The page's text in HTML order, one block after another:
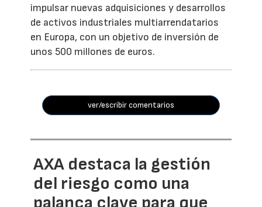
impulsar nuevas adquisiciones y desarrollos
de activos industriales multiarrendatarios
en Europa, con un objetivo de inversión de
unos 500 millones de euros.
ver/escribir comentarios
AXA destaca la gestión
del riesgo como una